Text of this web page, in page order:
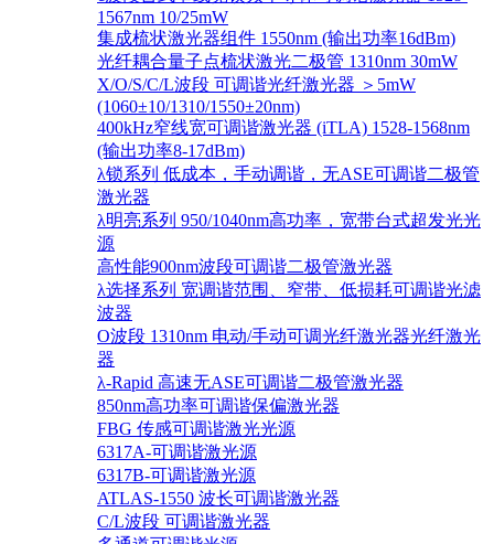
1567nm 10/25mW
集成梳状激光器组件 1550nm (输出功率16dBm)
光纤耦合量子点梳状激光二极管 1310nm 30mW
X/O/S/C/L波段 可调谐光纤激光器 ＞5mW
(1060±10/1310/1550±20nm)
400kHz窄线宽可调谐激光器 (iTLA) 1528-1568nm
(输出功率8-17dBm)
λ锁系列 低成本，手动调谐，无ASE可调谐二极管
激光器
λ明亮系列 950/1040nm高功率，宽带台式超发光光
源
高性能900nm波段可调谐二极管激光器
λ选择系列 宽调谐范围、窄带、低损耗可调谐光滤
波器
O波段 1310nm 电动/手动可调光纤激光器光纤激光
器
λ-Rapid 高速无ASE可调谐二极管激光器
850nm高功率可调谐保偏激光器
FBG 传感可调谐激光光源
6317A-可调谐激光源
6317B-可调谐激光源
ATLAS-1550 波长可调谐激光器
C/L波段 可调谐激光器